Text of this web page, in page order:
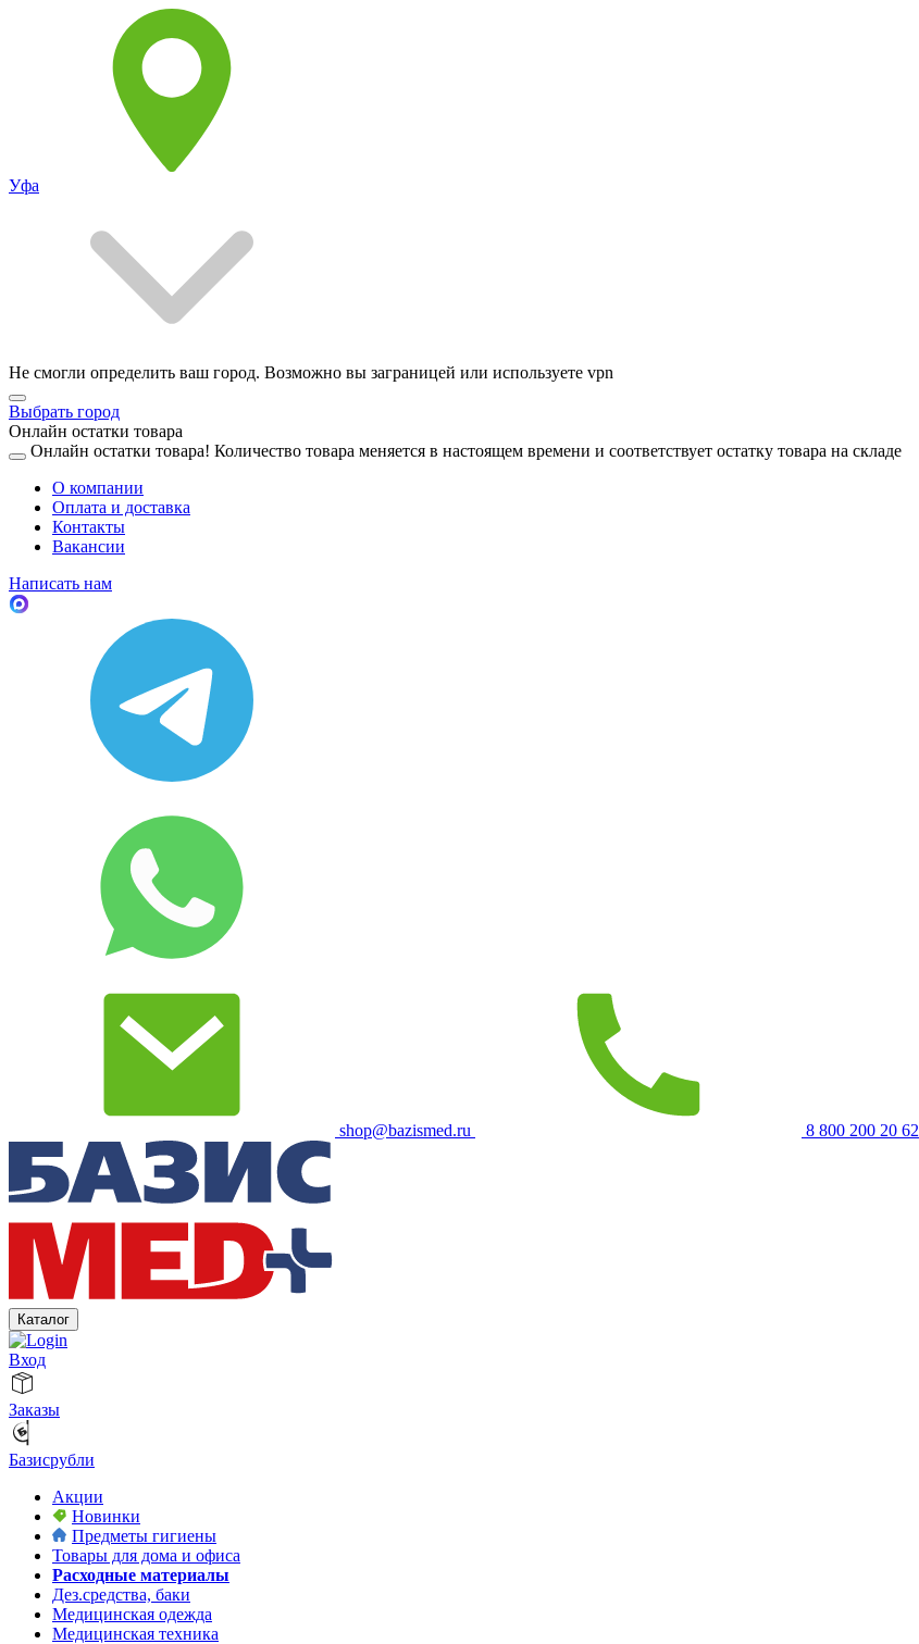
Уфа
Не смогли определить ваш город. Возможно вы заграницей или используете vpn
Выбрать город
Онлайн остатки товара
Онлайн остатки товара! Количество товара меняется в настоящем времени и соответствует остатку товара на складе
О компании
Оплата и доставка
Контакты
Вакансии
Написать нам
shop@bazismed.ru 8 800 200 20 62
Каталог
Вход
Заказы
Базисрубли
Акции
Новинки
Предметы гигиены
Товары для дома и офиса
Расходные материалы
Дез.средства, баки
Медицинская одежда
Медицинская техника